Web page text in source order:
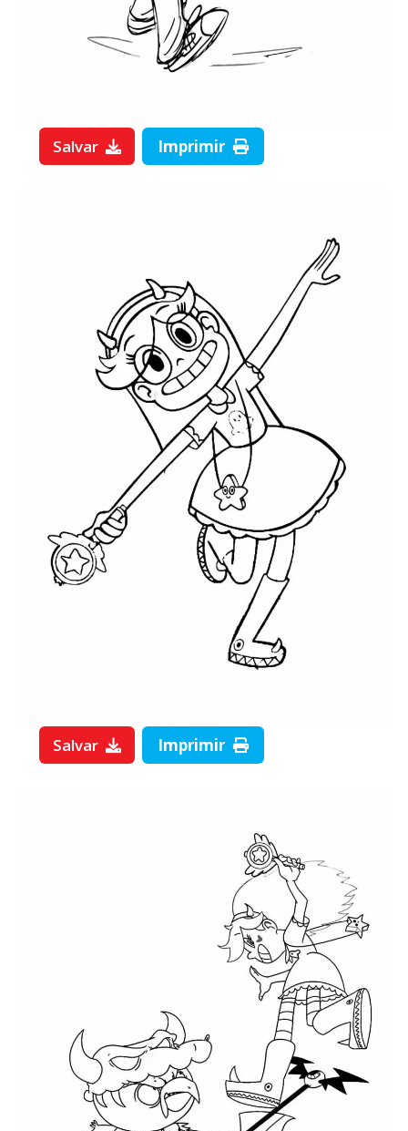
Salvar Imprimir
Salvar Imprimir